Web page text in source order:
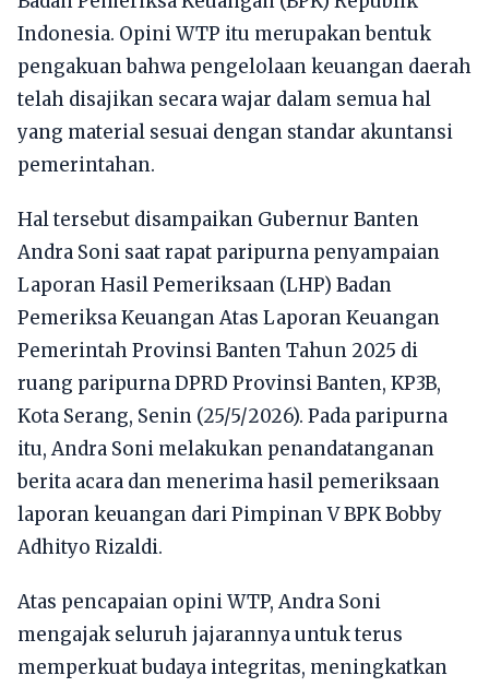
Indonesia. Opini WTP itu merupakan bentuk
pengakuan bahwa pengelolaan keuangan daerah
telah disajikan secara wajar dalam semua hal
yang material sesuai dengan standar akuntansi
pemerintahan.
Hal tersebut disampaikan Gubernur Banten
Andra Soni saat rapat paripurna penyampaian
Laporan Hasil Pemeriksaan (LHP) Badan
Pemeriksa Keuangan Atas Laporan Keuangan
Pemerintah Provinsi Banten Tahun 2025 di
ruang paripurna DPRD Provinsi Banten, KP3B,
Kota Serang, Senin (25/5/2026). Pada paripurna
itu, Andra Soni melakukan penandatanganan
berita acara dan menerima hasil pemeriksaan
laporan keuangan dari Pimpinan V BPK Bobby
Adhityo Rizaldi.
Atas pencapaian opini WTP, Andra Soni
mengajak seluruh jajarannya untuk terus
memperkuat budaya integritas, meningkatkan